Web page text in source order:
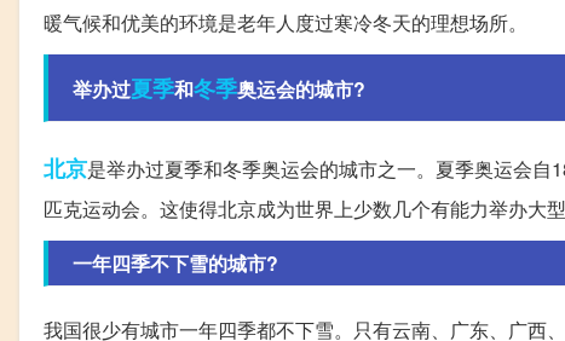
暖气候和优美的环境是老年人度过寒冷冬天的理想场所。
举办过夏季和冬季奥运会的城市?
北京是举办过夏季和冬季奥运会的城市之一。夏季奥运会
匹克运动会。这使得北京成为世界上少数几个有能力举办大
一年四季不下雪的城市?
我国很少有城市一年四季都不下雪。只有云南、广东、广西